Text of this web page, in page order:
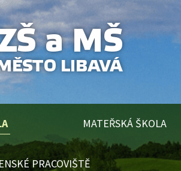
MATEŘSKÁ ŠKOLA
PRACOVIŠTĚ